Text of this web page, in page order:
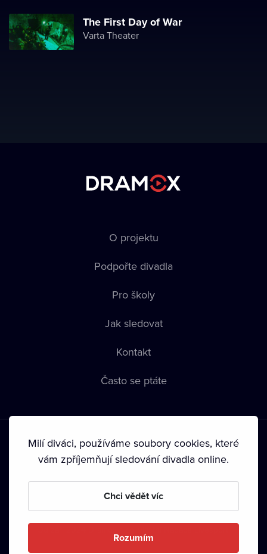
The First Day of War
Varta Theater
O projektu
Podpořte divadla
Pro školy
Jak sledovat
Kontakt
Často se ptáte
Podmínky používání • Ochrana soukromí • Zásady používání
• Autorská práva•
Milí diváci, používáme soubory cookies, které
vám zpříjemňují sledování divadla online.
Chci vědět víc
Rozumím